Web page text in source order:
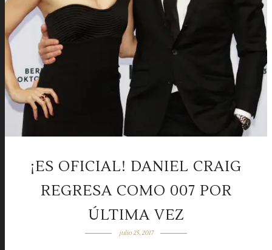
¡ES OFICIAL! DANIEL CRAIG
REGRESA COMO 007 POR
ÚLTIMA VEZ
julio 25, 2017